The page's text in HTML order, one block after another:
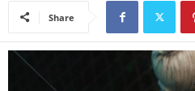
Share